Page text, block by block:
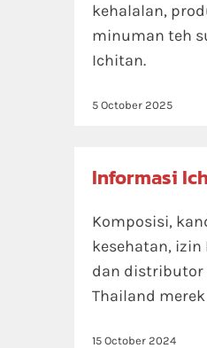
kehalalan,
minuman teh
Ichitan.
5 October 2025
Informasi
Komposisi,
kesehatan, izin
dan distributor
Thailand
15 October 2024